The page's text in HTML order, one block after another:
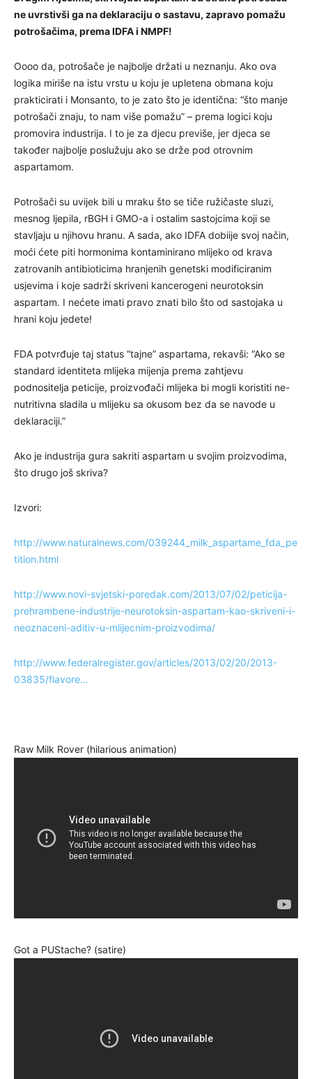
ne uvrstivši ga na deklaraciju o sastavu, zapravo pomažu
potrošačima, prema IDFA i NMPF!
Oooo da, potrošače je najbolje držati u neznanju. Ako ova
logika miriše na istu vrstu u koju je upletena obmana koju
prakticirati i Monsanto, to je zato što je identična: “što manje
potrošači znaju, to nam više pomažu” – prema logici koju
promovira industrija. I to je za djecu previše, jer djeca se
također najbolje poslužuju ako se drže pod otrovnim
aspartamom.
Potrošači su uvijek bili u mraku što se tiče ružičaste sluzi,
mesnog ljepila, rBGH i GMO-a i ostalim sastojcima koji se
stavljaju u njihovu hranu. A sada, ako IDFA dobiije svoj ​​način,
moći ćete piti hormonima kontaminirano mlijeko od krava
zatrovanih antibioticima hranjenih genetski modificiranim
usjevima i koje sadrži skriveni kancerogeni neurotoksin
aspartam. I nećete imati pravo znati bilo što od sastojaka u
hrani koju jedete!
FDA potvrđuje taj status “tajne” aspartama, rekavši: “Ako se
standard identiteta mlijeka mijenja prema zahtjevu
podnositelja peticije, proizvođači mlijeka bi mogli koristiti ne-
nutritivna sladila u mlijeku sa okusom bez da se navode u
deklaraciji.”
Ako je industrija gura sakriti aspartam u svojim proizvodima,
što drugo još skriva?
Izvori:
http://www.naturalnews.com/039244_milk_aspartame_fda_pe
tition.html
http://www.novi-svjetski-poredak.com/2013/07/02/peticija-
prehrambene-industrije-neurotoksin-aspartam-kao-skriveni-i-
neoznaceni-aditiv-u-mlijecnim-proizvodima/
http://www.federalregister.gov/articles/2013/02/20/2013-
03835/flavore…
Raw Milk Rover (hilarious animation)
Got a PUStache? (satire)